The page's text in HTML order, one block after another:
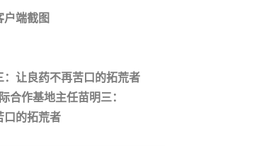
户端截图
让良药不再苦口的拓荒者
合作基地主任苗明三：
口的拓荒者